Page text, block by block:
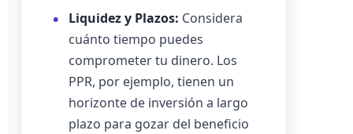
Liquidez y Plazos: Considera
cuánto tiempo puedes
comprometer tu dinero. Los
PPR, por ejemplo, tienen un
horizonte de inversión a largo
plazo para gozar del beneficio